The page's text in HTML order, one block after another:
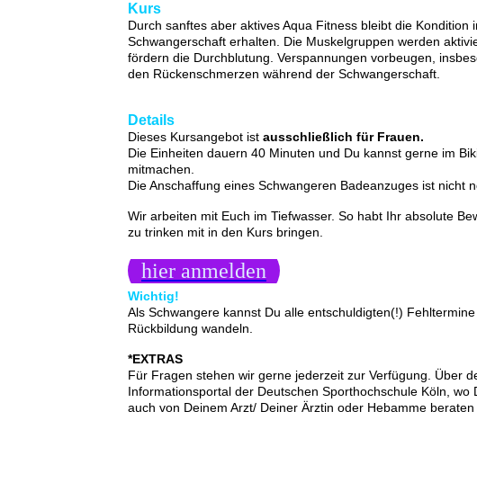
Kurs
Durch sanftes aber aktives Aqua Fitness bleibt die Kondition
Schwangerschaft erhalten. Die Muskelgruppen werden
fördern die Durchblutung. Verspannungen vorbeugen,
den Rückenschmerzen während der Schwangerschaft.
Details
Dieses Kursangebot ist ausschließlich für Frauen.
Die Einheiten dauern 40 Minuten und Du kannst gerne im
mitmachen.
Die Anschaffung eines Schwangeren Badeanzuges ist nicht
Wir arbeiten mit Euch im Tiefwasser. So habt Ihr absolute
zu trinken mit in den Kurs bringen.
hier anmelden
Wichtig!
Als Schwangere kannst Du alle entschuldigten(!)
Rückbildung wandeln.
*EXTRAS
Für Fragen stehen wir gerne jederzeit zur Verfügung. Über
Informationsportal der Deutschen Sporthochschule Köln,
auch von Deinem Arzt/ Deiner Ärztin oder Hebamme beraten